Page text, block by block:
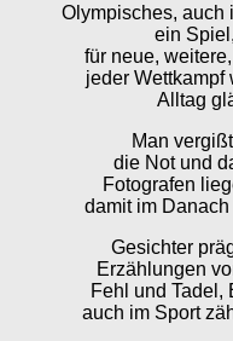
Olympisches, auch
ein
für neue,
jeder Wettkampf
Alltag
Man
die Not und
Fotografen
damit im
Gesichter
Erzählungen
Fehl und Tadel,
auch im Sport